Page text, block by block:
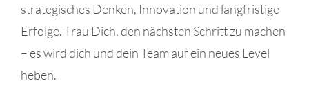
strategisches Denken, Innovation und langfristige
Erfolge. Trau Dich, den nächsten Schritt zu machen
– es wird dich und dein Team auf ein neues Level
heben.